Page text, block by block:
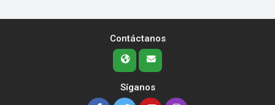
Contáctanos
Síganos